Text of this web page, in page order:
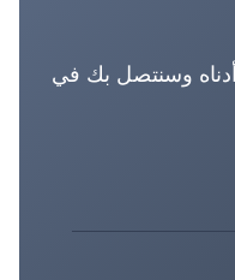
وسنتصل بك في